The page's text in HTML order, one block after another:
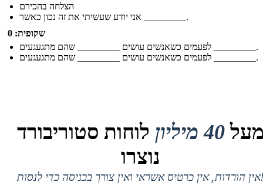
הצלחה בהכירם
אני יודע שעשיתי את זה נכון כאשר _________.
שקופית: 0
לפעמים כשאנשים עושים _________ שהם מתגעגעים _________.
לפעמים כשאנשים עושים _________ שהם מתגעגעים _________.
40 מיליון
לוחות סטוריבורד
נוצרו
אין הורדות, אין כרטיס אשראי ואין צורך בכניסה כדי לנסות!